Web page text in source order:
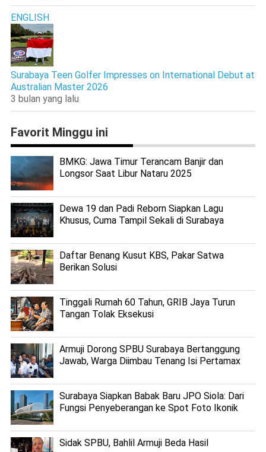
ENGLISH
Surabaya Teen Golfer Impresses on International Debut at
Australian Master 2026
3 bulan yang lalu
Favorit Minggu ini
BMKG: Jawa Timur Terancam Banjir dan
Longsor Saat Libur Nataru 2025
Dewa 19 dan Padi Reborn Siapkan Lagu
Khusus, Cuma Tampil Sekali di Surabaya
Daftar Benang Kusut KBS, Pakar Satwa
Berikan Solusi
Tinggali Rumah 60 Tahun, GRIB Jaya Turun
Tangan Tolak Eksekusi
Armuji Dorong SPBU Surabaya Bertanggung
Jawab, Warga Diimbau Tenang Isi Pertamax
Surabaya Siapkan Babak Baru JPO Siola: Dari
Fungsi Penyeberangan ke Spot Foto Ikonik
Sidak SPBU, Bahlil Armuji Beda Hasil